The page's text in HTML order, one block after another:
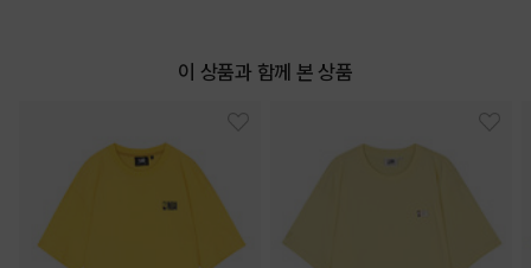
이 상품과 함께 본 상품